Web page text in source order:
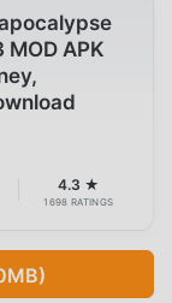
APK
4.3 ★
1698 RATINGS